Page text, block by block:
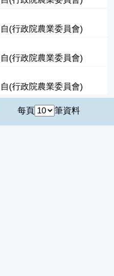
(行政院農業委員會)
(行政院農業委員會)
(行政院農業委員會)
每頁 筆資料